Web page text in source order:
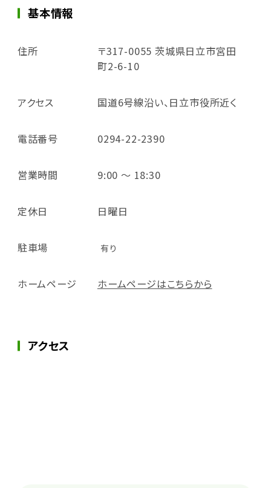
基本情報
住所
〒317-0055 茨城県日立市宮田
町2-6-10
アクセス 国道6号線沿い、日立市役所近く
電話番号 0294-22-2390
営業時間 9:00 ～ 18:30
定休日 日曜日
駐車場 有り
ホームページ ホームページはこちらから
アクセス